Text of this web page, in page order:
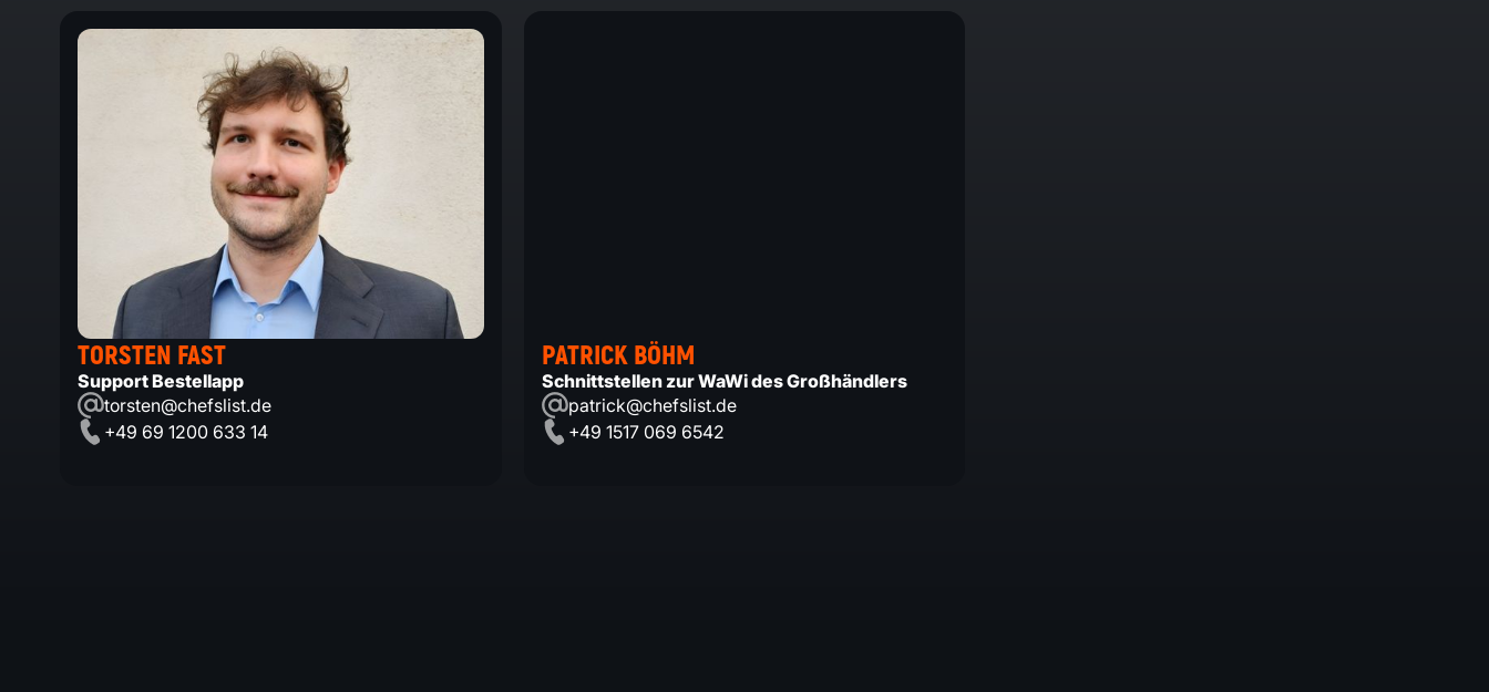
TORSTEN FAST
Support Bestellapp
torsten@chefslist.de
+49 69 1200 633 14
PATRICK BÖHM
Schnittstellen zur WaWi des Großhändlers
patrick@chefslist.de
+49 1517 069 6542